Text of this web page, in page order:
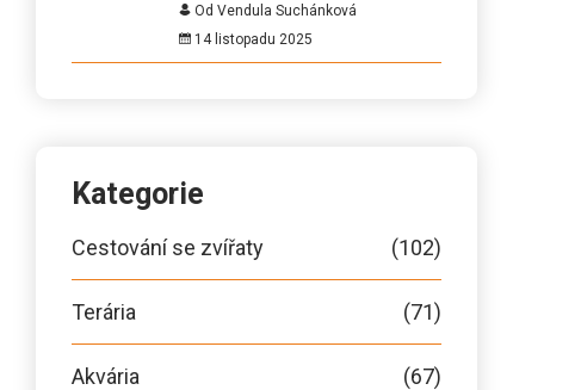
Od Vendula Suchánková
14 listopadu 2025
Kategorie
Cestování se zvířaty (102)
Terária (71)
Akvária (67)